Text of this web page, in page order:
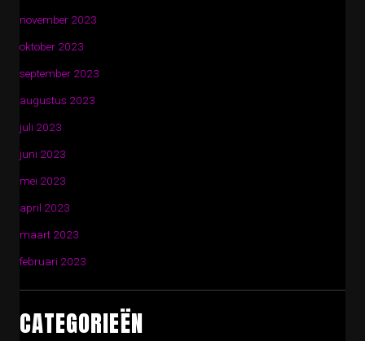
november 2023
oktober 2023
september 2023
augustus 2023
juli 2023
juni 2023
mei 2023
april 2023
maart 2023
februari 2023
CATEGORIEËN